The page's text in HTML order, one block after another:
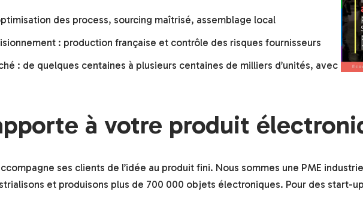
des process, sourcing maîtrisé, assemblage local
: production française et contrôle des risques fournisseurs
: de quelques centaines à plusieurs centaines de milliers d’unités, avec
à votre produit
ses clients de l’idée au produit fini. Nous sommes une PME
et produisons plus de 700 000 objets électroniques. Pour des start-